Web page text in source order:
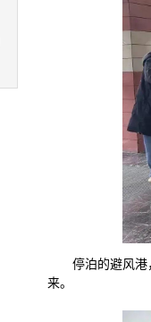
停泊的避风
来。